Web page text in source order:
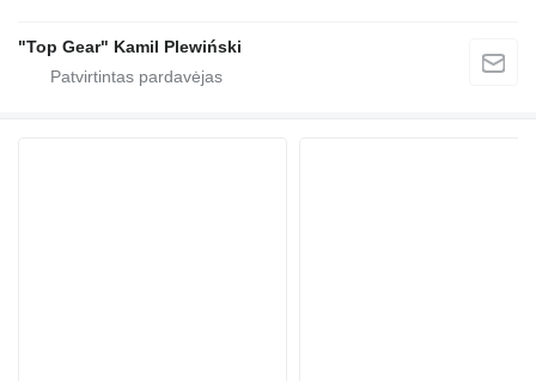
"Top Gear" Kamil Plewiński